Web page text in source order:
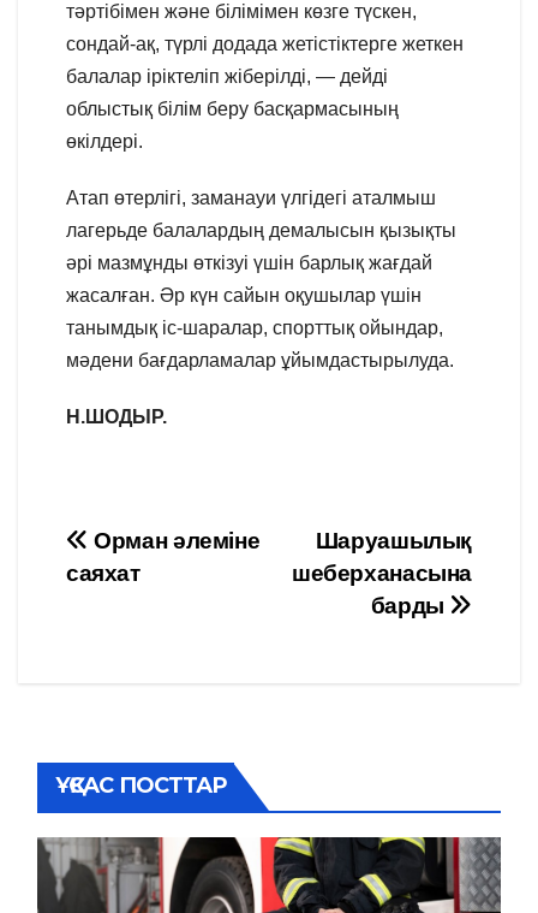
тәртібімен және білімімен көзге түскен,
сондай-ақ, түрлі додада жетістіктерге жеткен
балалар іріктеліп жіберілді, — дейді
облыстық білім беру басқармасының
өкілдері.
Атап өтерлігі, заманауи үлгідегі аталмыш
лагерьде балалардың демалысын қызықты
әрі мазмұнды өткізуі үшін барлық жағдай
жасалған. Әр күн сайын оқушылар үшін
танымдық іс-шаралар, спорттық ойындар,
мәдени бағдарламалар ұйымдастырылуда.
Н.ШОДЫР.
Навигация
Шаруашылық
шеберханасына
барды
Орман әлеміне
саяхат
ҰҚСАС ПОСТТАР